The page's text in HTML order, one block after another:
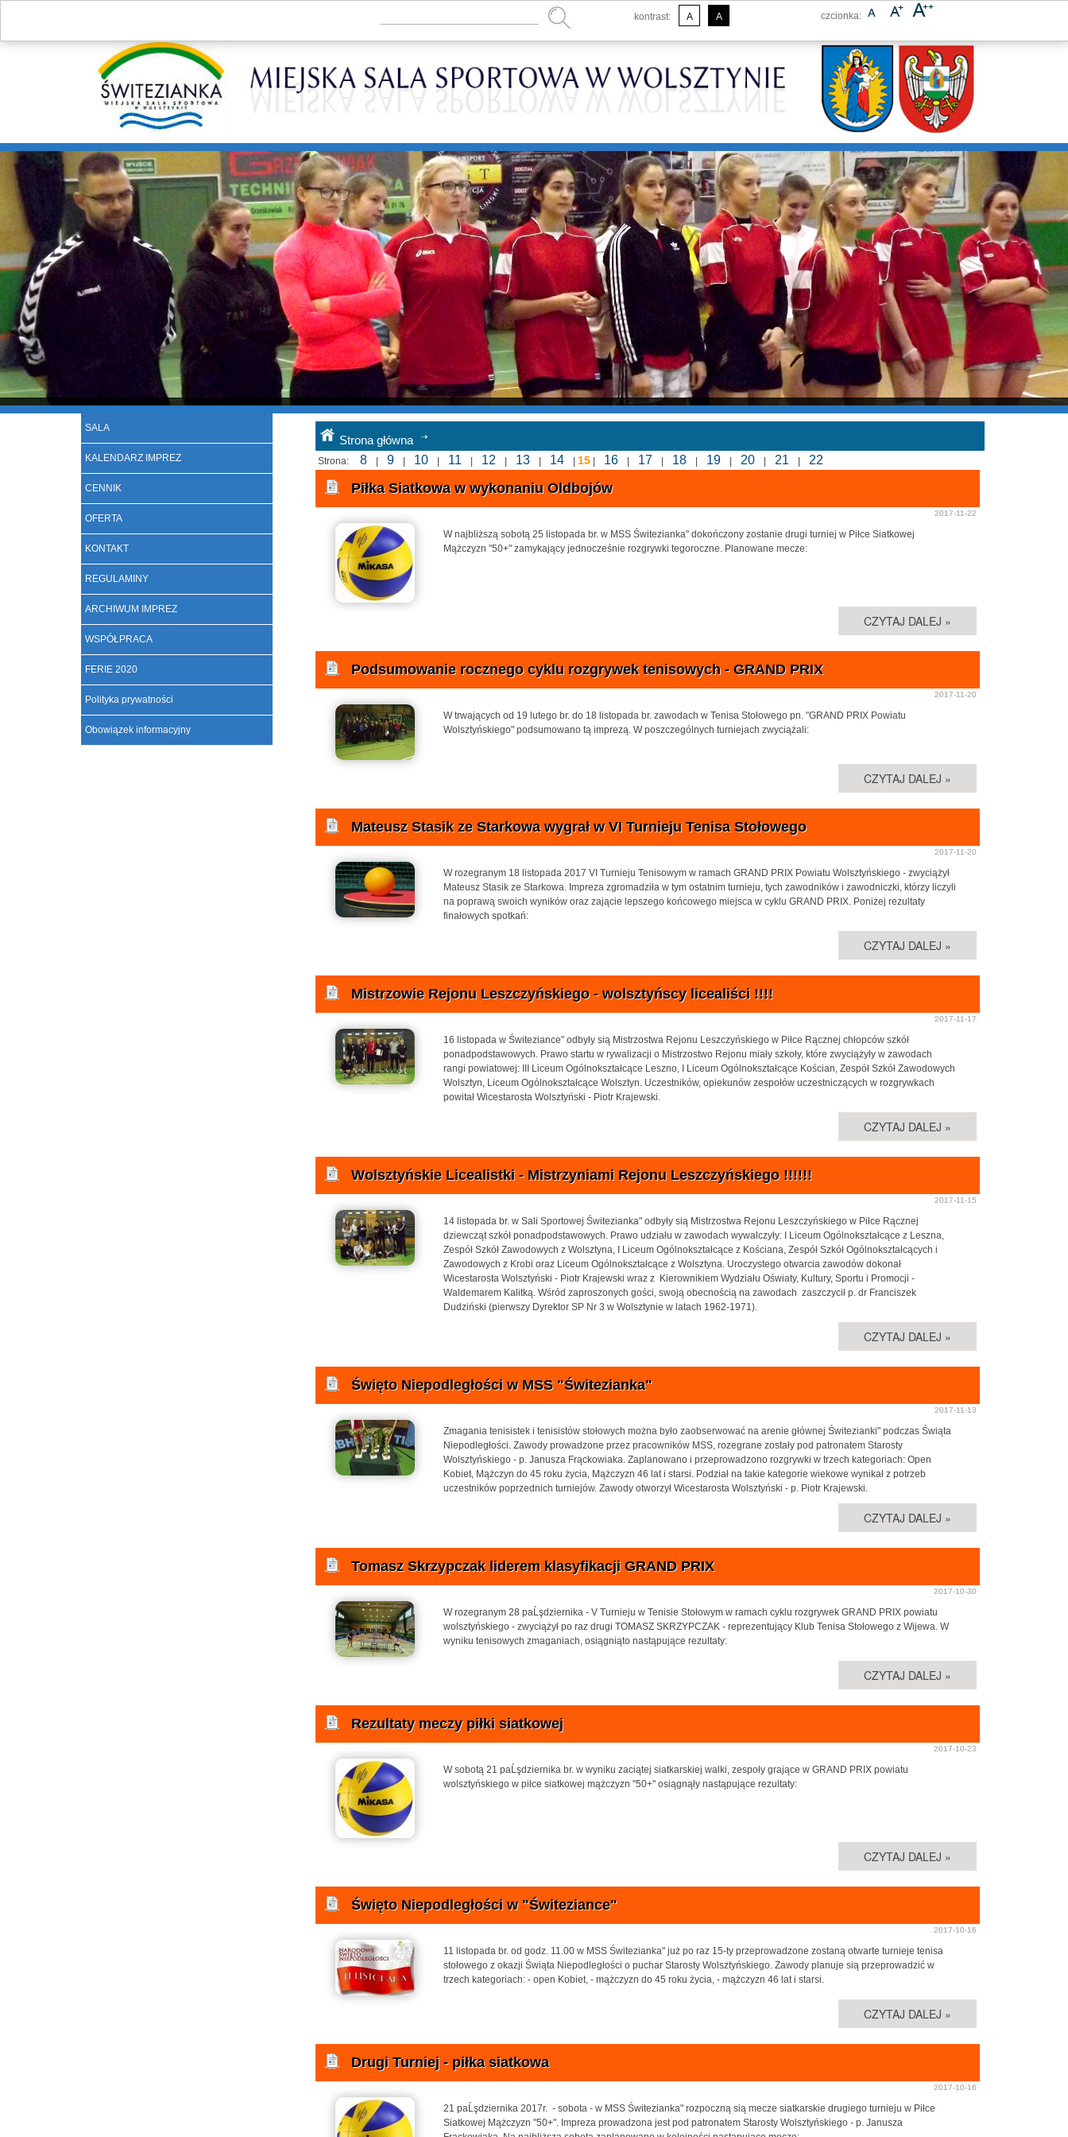
czcionka:
kontrast: A A
SALA
KALENDARZ IMPREZ
CENNIK
OFERTA
KONTAKT
REGULAMINY
ARCHIWUM IMPREZ
WSPÓŁPRACA
FERIE 2020
Polityka prywatności
Obowiązek informacyjny
Strona główna
Strona: 8 9 10 11 12 13 14 15 16 17 18 19 20 21 22
Piłka Siatkowa w wykonaniu Oldbojów
2017-11-22
W najbliższą sobotą 25 listopada br. w MSS Świtezianka" dokończony zostanie drugi turniej w Piłce Siatkowej
Mążczyzn "50+" zamykający jednocześnie rozgrywki tegoroczne. Planowane mecze:
CZYTAJ DALEJ »
Podsumowanie rocznego cyklu rozgrywek tenisowych - GRAND PRIX
2017-11-20
W trwających od 19 lutego br. do 18 listopada br. zawodach w Tenisa Stołowego pn. "GRAND PRIX Powiatu
Wolsztyńskiego" podsumowano tą imprezą. W poszczególnych turniejach zwyciążali:
CZYTAJ DALEJ »
Mateusz Stasik ze Starkowa wygrał w VI Turnieju Tenisa Stołowego
2017-11-20
W rozegranym 18 listopada 2017 VI Turnieju Tenisowym w ramach GRAND PRIX Powiatu Wolsztyńskiego - zwyciążył
Mateusz Stasik ze Starkowa. Impreza zgromadziła w tym ostatnim turnieju, tych zawodników i zawodniczki, którzy liczyli
na poprawą swoich wyników oraz zającie lepszego końcowego miejsca w cyklu GRAND PRIX. Poniżej rezultaty
finałowych spotkań:
CZYTAJ DALEJ »
Mistrzowie Rejonu Leszczyńskiego - wolsztyńscy licealiści !!!!
2017-11-17
16 listopada w Świteziance" odbyły sią Mistrzostwa Rejonu Leszczyńskiego w Piłce Rącznej chłopców szkół
ponadpodstawowych. Prawo startu w rywalizacji o Mistrzostwo Rejonu miały szkoły, które zwyciążyły w zawodach
rangi powiatowej: III Liceum Ogólnokształcące Leszno, I Liceum Ogólnokształcące Kościan, Zespół Szkół Zawodowych
Wolsztyn, Liceum Ogólnokształcące Wolsztyn. Uczestników, opiekunów zespołów uczestniczących w rozgrywkach
powitał Wicestarosta Wolsztyński - Piotr Krajewski.
CZYTAJ DALEJ »
Wolsztyńskie Licealistki - Mistrzyniami Rejonu Leszczyńskiego !!!!!!
2017-11-15
14 listopada br. w Sali Sportowej Świtezianka" odbyły sią Mistrzostwa Rejonu Leszczyńskiego w Piłce Rącznej
dziewcząt szkół ponadpodstawowych. Prawo udziału w zawodach wywalczyły: I Liceum Ogólnokształcące z Leszna,
Zespół Szkół Zawodowych z Wolsztyna, I Liceum Ogólnokształcące z Kościana, Zespół Szkół Ogólnokształcących i
Zawodowych z Krobi oraz Liceum Ogólnokształcące z Wolsztyna. Uroczystego otwarcia zawodów dokonał
Wicestarosta Wolsztyński - Piotr Krajewski wraz z Kierownikiem Wydziału Oświaty, Kultury, Sportu i Promocji -
Waldemarem Kalitką. Wśród zaproszonych gości, swoją obecnością na zawodach zaszczycił p. dr Franciszek
Dudziński (pierwszy Dyrektor SP Nr 3 w Wolsztynie w latach 1962-1971).
CZYTAJ DALEJ »
Święto Niepodległości w MSS "Świtezianka"
2017-11-13
Zmagania tenisistek i tenisistów stołowych można było zaobserwować na arenie głównej Świtezianki" podczas Świąta
Niepodległości. Zawody prowadzone przez pracowników MSS, rozegrane zostały pod patronatem Starosty
Wolsztyńskiego - p. Janusza Frąckowiaka. Zaplanowano i przeprowadzono rozgrywki w trzech kategoriach: Open
Kobiet, Mążczyn do 45 roku życia, Mążczyzn 46 lat i starsi. Podział na takie kategorie wiekowe wynikał z potrzeb
uczestników poprzednich turniejów. Zawody otworzył Wicestarosta Wolsztyński - p. Piotr Krajewski.
CZYTAJ DALEJ »
Tomasz Skrzypczak liderem klasyfikacji GRAND PRIX
2017-10-30
W rozegranym 28 paĹşdziernika - V Turnieju w Tenisie Stołowym w ramach cyklu rozgrywek GRAND PRIX powiatu
wolsztyńskiego - zwyciążył po raz drugi TOMASZ SKRZYPCZAK - reprezentujący Klub Tenisa Stołowego z Wijewa. W
wyniku tenisowych zmaganiach, osiągniąto nastąpujące rezultaty:
CZYTAJ DALEJ »
Rezultaty meczy piłki siatkowej
2017-10-23
W sobotą 21 paĹşdziernika br. w wyniku zaciątej siatkarskiej walki, zespoły grające w GRAND PRIX powiatu
wolsztyńskiego w piłce siatkowej mążczyzn "50+" osiągnąły nastąpujące rezultaty:
CZYTAJ DALEJ »
Święto Niepodległości w "Świteziance"
2017-10-16
11 listopada br. od godz. 11.00 w MSS Świtezianka" już po raz 15-ty przeprowadzone zostaną otwarte turnieje tenisa
stołowego z okazji Świąta Niepodległości o puchar Starosty Wolsztyńskiego. Zawody planuje sią przeprowadzić w
trzech kategoriach: - open Kobiet, - mążczyzn do 45 roku życia, - mążczyzn 46 lat i starsi.
CZYTAJ DALEJ »
Drugi Turniej - piłka siatkowa
2017-10-16
21 paĹşdziernika 2017r. - sobota - w MSS Świtezianka" rozpoczną sią mecze siatkarskie drugiego turnieju w Piłce
Siatkowej Mążczyzn "50+". Impreza prowadzona jest pod patronatem Starosty Wolsztyńskiego - p. Janusza